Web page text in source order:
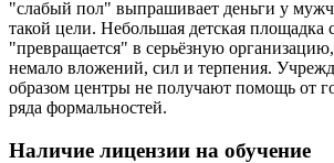
"слабый пол" выпрашивает деньги у
такой цели. Небольшая детская площадка
"превращается" в серьёзную организацию,
немало вложений, сил и терпения.
образом центры не получают помощь от
ряда формальностей.
Наличие лицензии на обучение